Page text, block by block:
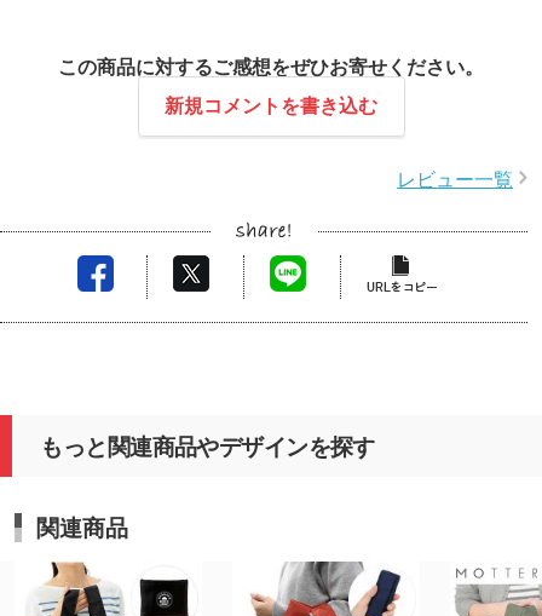
この商品に対するご感想をぜひお寄せください。
新規コメントを書き込む
レビュー一覧
もっと関連商品やデザインを探す
関連商品